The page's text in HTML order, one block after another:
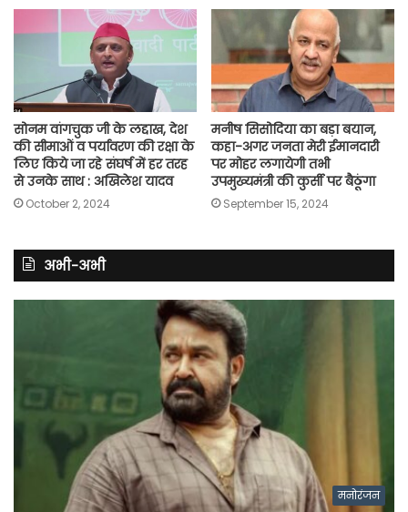
सोनम वांगचुक जी के लद्दाख, देश
की सीमाओं व पर्यावरण की रक्षा के
लिए किये जा रहे संघर्ष में हर तरह
से उनके साथ : अखिलेश यादव
October 2, 2024
मनीष सिसोदिया का बड़ा बयान,
कहा-अगर जनता मेरी ईमानदारी
पर मोहर लगायेगी तभी
उपमुख्यमंत्री की कुर्सी पर बैठूंगा
September 15, 2024
अभी-अभी
मनोरंजन